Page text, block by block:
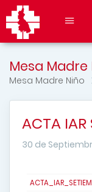
Mesa Madre
Mesa Madre Niño
ACTA IAR
30 de